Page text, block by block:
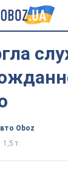
Oboz
1,5 т.